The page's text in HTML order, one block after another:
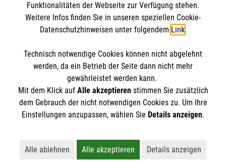
Newsletter abonnieren
Cookies verwalten|AGB|Impressum|Datenschutz
Barrierefreiheit |Kontakt| Sharepoint|Mediathek
Funktionalitäten der Webseite zur Verfügung stehen.
Weitere Infos finden Sie in unseren speziellen Cookie-
Datenschutzhinweisen unter folgendem Link.
Technisch notwendige Cookies können nicht abgelehnt
werden, da ein Betrieb der Seite dann nicht mehr
gewährleistet werden kann.
Mit dem Klick auf Alle akzeptierenstimmen Sie zusätzlich
dem Gebrauch der nicht notwendigen Cookies zu. Um Ihre
Einstellungen anzupassen, wählen Sie Details anzeigen.
Alle ablehnen
Lehnt alle nicht-essentiellen Cookies ab
Alle akzeptieren
Akzeptiert alle Cookies
Details anzeigen